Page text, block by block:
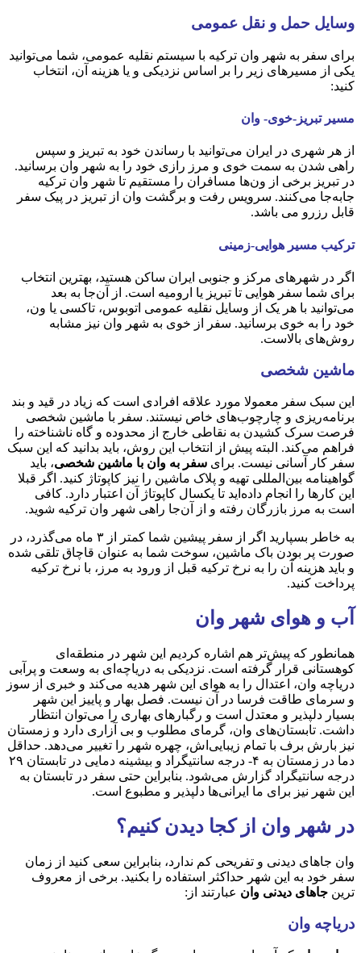
وسایل حمل و نقل عمومی
برای سفر به شهر وان ترکیه با سیستم نقلیه عمومی، شما می‌توانید
یکی از مسیرهای زیر را بر اساس نزدیکی و یا هزینه آن، انتخاب
کنید:
مسیر تبریز-خوی- وان
از هر شهری در ایران می‌توانید با رساندن خود به تبریز و سپس
راهی شدن به سمت خوی و مرز رازی خود را به شهر وان برسانید.
در تبریز برخی از ون‌ها مسافران را مستقیم تا شهر وان ترکیه
جابه‌جا می‌کنند. سرویس رفت و برگشت وان از تبریز در پیک سفر
قابل رزرو می باشد.
ترکیب مسیر هوایی-زمینی
اگر در شهرهای مرکز و جنوبی ایران ساکن هستید، بهترین انتخاب
برای شما سفر هوایی تا تبریز یا ارومیه است. از آن‌جا به بعد
می‌توانید با هر یک از وسایل نقلیه عمومی اتوبوس، تاکسی یا ون،
خود را به خوی برسانید. سفر از خوی به شهر وان نیز مشابه
روش‌های بالاست.
ماشین شخصی
این سبک سفر معمولا مورد علاقه افرادی است که زیاد در قید و بند
برنامه‌ریزی و چارچوب‌های خاص نیستند. سفر با ماشین شخصی
فرصت سرک کشیدن به نقاطی خارج از محدوده و گاه ناشناخته را
فراهم می‌کند. البته پیش از انتخاب این روش، باید بدانید که این سبک
سفر کار آسانی نیست. برای سفر به وان با ماشین شخصی، باید
گواهینامه بین‌المللی تهیه و پلاک ماشین را نیز کاپوتاژ کنید. اگر قبلا
این کارها را انجام داده‌اید تا یکسال کاپوتاژ‌ آن اعتبار دارد. کافی
است به مرز بازرگان رفته و از آن‌جا راهی شهر وان ترکیه شوید.
به خاطر بسپارید اگر از سفر پیشین شما کمتر از ۳ ماه می‌گذرد، در
صورت پر بودن باک ماشین، سوخت شما به عنوان قاچاق تلقی شده
و باید هزینه آن را به نرخ ترکیه قبل از ورود به مرز، با نرخ ترکیه
پرداخت کنید.
آب و هوای شهر وان
همانطور که پیش‌تر هم اشاره کردیم این شهر در منطقه‌ای
کوهستانی قرار گرفته است. نزدیکی به دریاچه‌ای به وسعت و پرآبی
دریاچه وان، اعتدال را به هوای این شهر هدیه می‌کند و خبری از سوز
و سرمای طاقت فرسا در آن نیست. فصل بهار و پاییز این شهر
بسیار دلپذیر و معتدل است و رگبارهای بهاری را می‌توان انتظار
داشت. تابستان‌های وان، گرمای مطلوب و بی آزاری دارد و زمستان
نیز بارش برف با تمام زیبایی‌اش، چهره شهر را تغییر می‌دهد. حداقل
دما در زمستان به ۴- درجه سانتیگراد و بیشینه دمایی در تابستان ۲۹
درجه سانتیگراد گزارش می‌شود. بنابراین حتی سفر در تابستان به
این شهر نیز برای ما ایرانی‌ها دلپذیر و مطبوع است.
در شهر وان از کجا دیدن کنیم؟
وان جاهای دیدنی و تفریحی کم ندارد، بنابراین سعی کنید از زمان
سفر خود به این شهر حداکثر استفاده را بکنید. برخی از معروف
ترین جاهای دیدنی وان عبارتند از:
دریاچه وان